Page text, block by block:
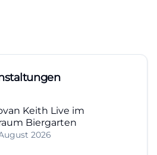
Keith Live im
Biergarten
2026